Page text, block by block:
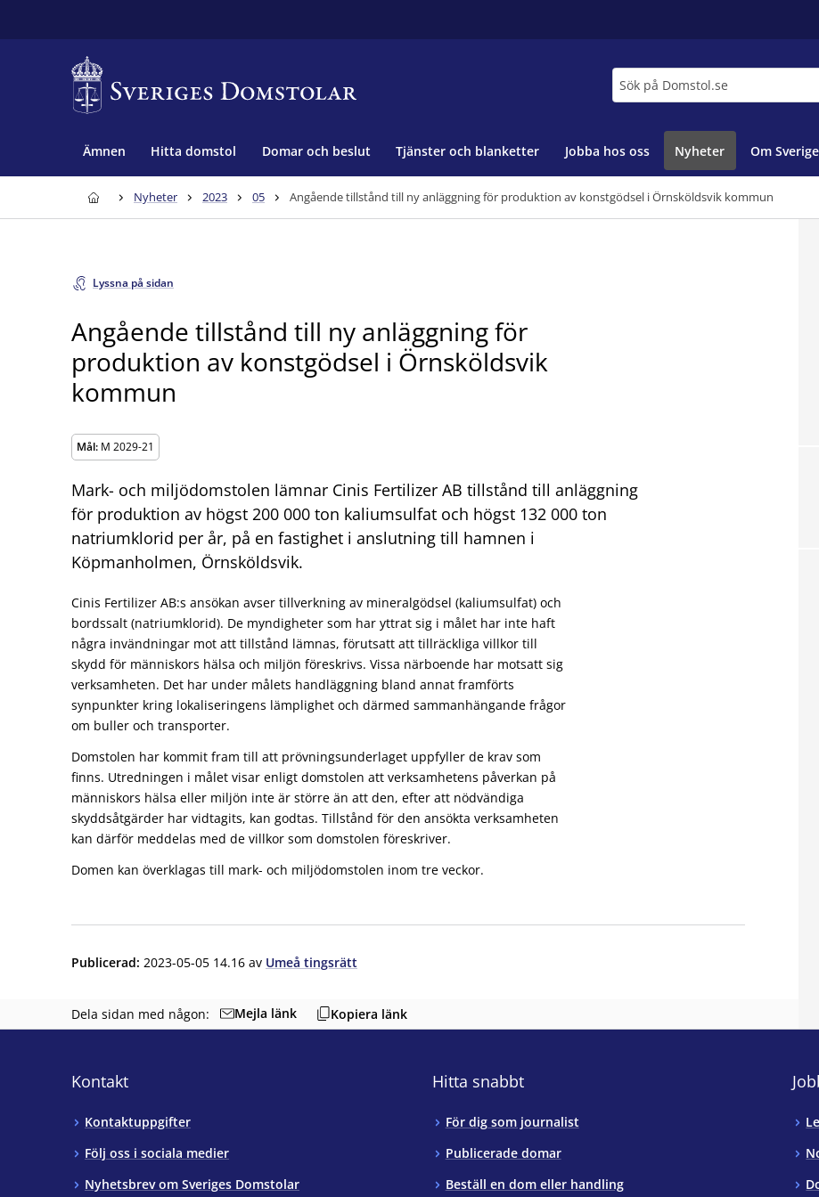
Ämnen Hitta domstol Domar och beslut Tjänster och blanketter Jobba hos oss Nyheter Om
Nyheter 2023 05 Angående tillstånd till ny anläggning för produktion av konstgödsel i Örnsköldsvik kommun
Lyssna på sidan
Angående tillstånd till ny anläggning för
produktion av konstgödsel i Örnsköldsvik
kommun
Mål: M 2029-21
Mark- och miljödomstolen lämnar Cinis Fertilizer AB tillstånd till anläggning
för produktion av högst 200 000 ton kaliumsulfat och högst 132 000 ton
natriumklorid per år, på en fastighet i anslutning till hamnen i
Köpmanholmen, Örnsköldsvik.
Cinis Fertilizer AB:s ansökan avser tillverkning av mineralgödsel (kaliumsulfat) och
bordssalt (natriumklorid). De myndigheter som har yttrat sig i målet har inte haft
några invändningar mot att tillstånd lämnas, förutsatt att tillräckliga villkor till
skydd för människors hälsa och miljön föreskrivs. Vissa närboende har motsatt sig
verksamheten. Det har under målets handläggning bland annat framförts
synpunkter kring lokaliseringens lämplighet och därmed sammanhängande frågor
om buller och transporter.
Domstolen har kommit fram till att prövningsunderlaget uppfyller de krav som
finns. Utredningen i målet visar enligt domstolen att verksamhetens påverkan på
människors hälsa eller miljön inte är större än att den, efter att nödvändiga
skyddsåtgärder har vidtagits, kan godtas. Tillstånd för den ansökta verksamheten
kan därför meddelas med de villkor som domstolen föreskriver.
Domen kan överklagas till mark- och miljödomstolen inom tre veckor.
Publicerad: 2023-05-05 14.16 av Umeå tingsrätt
Dela sidan med någon: Mejla länk Kopiera länk
Kontakt
Kontaktuppgifter
Följ oss i sociala medier
Nyhetsbrev om Sveriges Domstolar
Hitta snabbt
För dig som journalist
Publicerade domar
Beställ en dom eller handling